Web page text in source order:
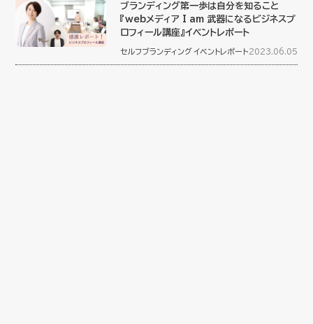
ブランディング第一歩は自分を知ること
『webメディア I am 武器になるビジネスプ
ロフィール講座』イベントレポート
セルフブランディング イベントレポート 2023.06.05